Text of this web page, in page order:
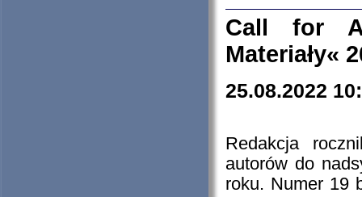
Call for
Materiały«
25.08.2022
Redakcja
autorów do
roku. Numer 19